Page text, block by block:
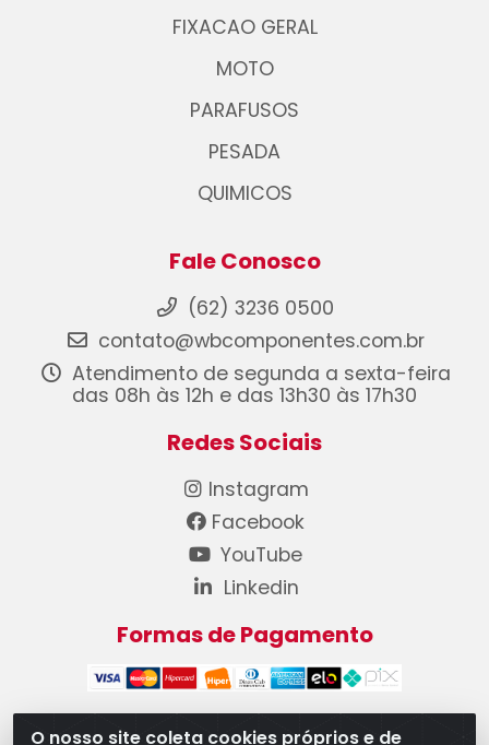
O nosso site coleta cookies próprios e de
FIXACAO GERAL
MOTO
PARAFUSOS
PESADA
QUIMICOS
Fale Conosco
(62) 3236 0500
contato@wbcomponentes.com.br
Atendimento de segunda a sexta-feira
das 08h às 12h e das 13h30 às 17h30
Redes Sociais
Instagram
Facebook
YouTube
Linkedin
Formas de Pagamento